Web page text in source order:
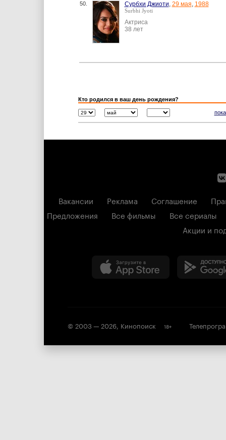
50. Сурбхи Джиоти, 29 мая, 1988
Surbhi Jyoti
Актриса
38 лет
Кто родился в ваш день рождения?
Вакансии Реклама Соглашение
Предложения
Все фильмы
Все сериалы
Акции и
© 2003 — 2026, Кинопоиск 18+